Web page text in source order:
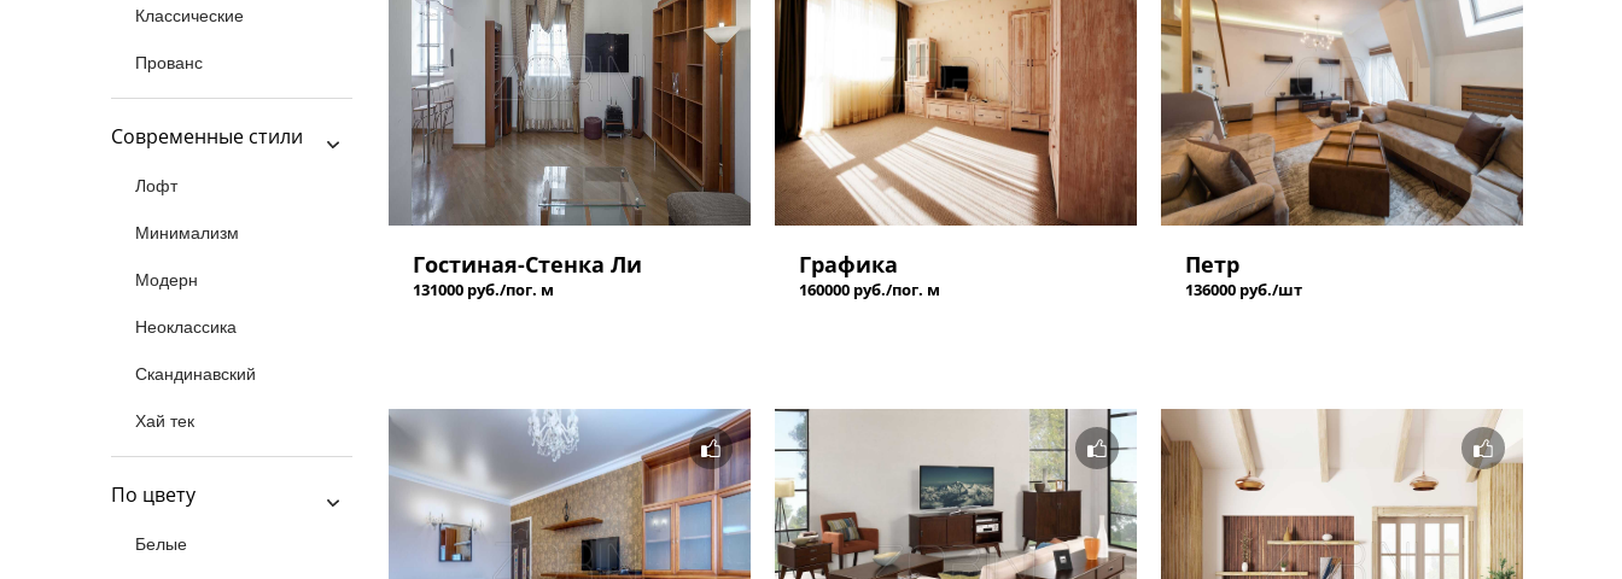
Классические
Прованс
Современные стили
Лофт
Минимализм
Модерн
Неоклассика
Скандинавский
Хай тек
По цвету
Белые
Гостиная-Стенка Ли
131000 руб./пог. м
Графика
160000 руб./пог. м
Петр
136000 руб./шт